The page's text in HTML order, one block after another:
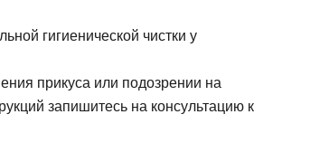
гигиенической чистки у
прикуса или подозрении на
запишитесь на консультацию к